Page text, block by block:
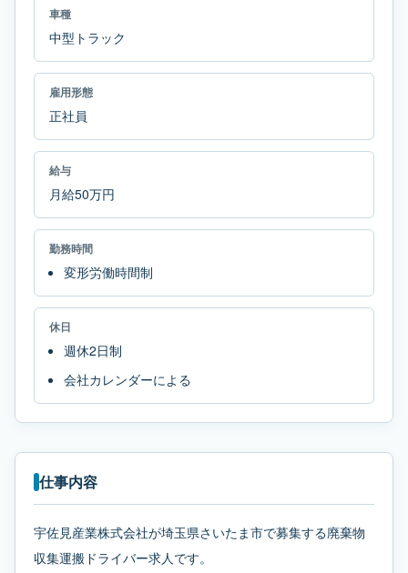
車種
中型トラック
雇用形態
正社員
給与
月給50万円
勤務時間
変形労働時間制
休日
週休2日制
会社カレンダーによる
仕事内容
宇佐見産業株式会社が埼玉県さいたま市で募集する廃棄物
収集運搬ドライバー求人です。